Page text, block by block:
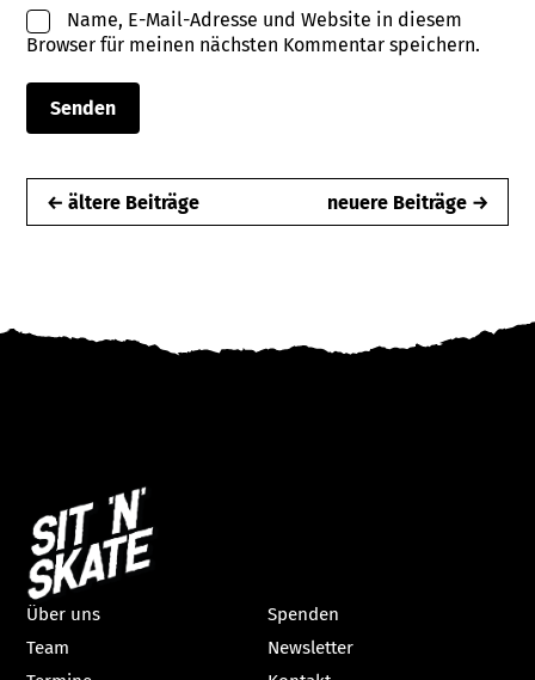
Name, E-Mail-Adresse und Website in diesem
Browser für meinen nächsten Kommentar speichern.
← ältere Beiträge neuere Beiträge →
Über uns
Team
Spenden
Newsletter